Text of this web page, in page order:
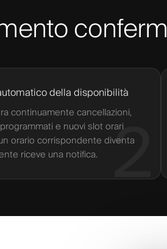
2
della disponibilità
continuamente cancellazioni,
e nuovi slot orari
orario corrispondente diventa
riceve una notifica.